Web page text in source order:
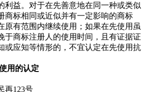
利益。对于在先善意地在同一种或类似
商标相同或近似并有一定影响的商标
原有范围内继续使用；如果在先使用虽
于商标注册人的使用时间，且有证据证
或应知等情形的，不宜认定在先使用抗
用的认定
123号